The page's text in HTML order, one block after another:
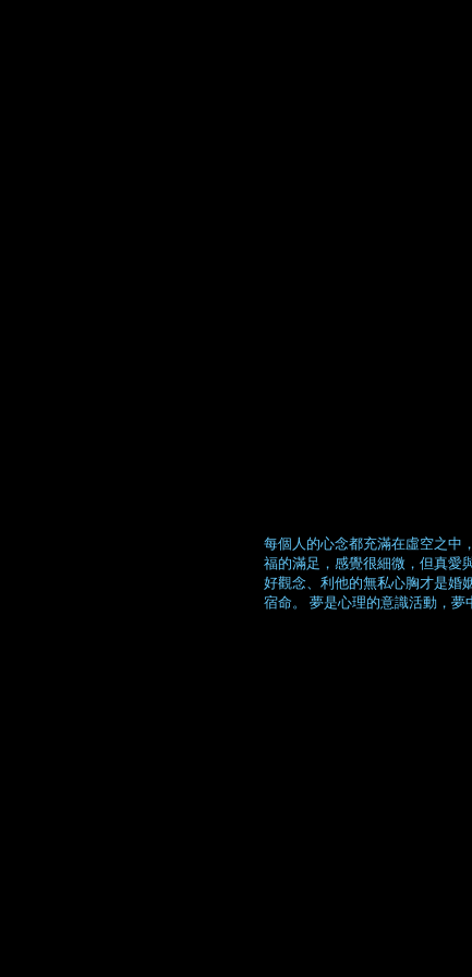
每個人的心念都充滿在虛空之中
福的滿足，感覺很細微，但真愛
好觀念、利他的無私心胸才是婚
宿命。 夢是心理的意識活動，